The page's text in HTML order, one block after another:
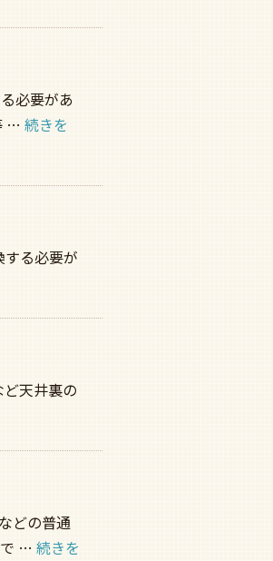
必要があ
… 続きを
る必要が
天井裏の
どの普通
で … 続きを